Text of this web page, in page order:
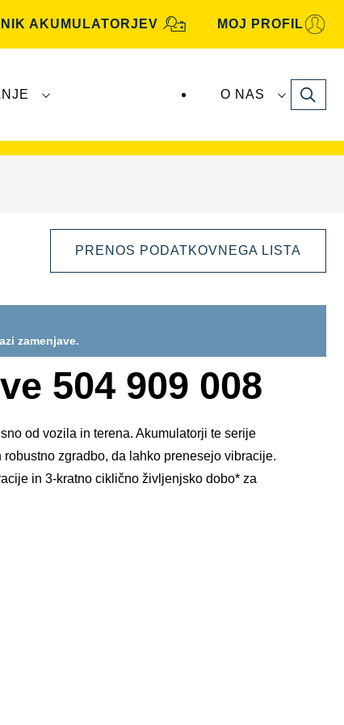
AKUMULATORJEV MOJ PROFIL
O NAS Search
PRENOS PODATKOVNEGA LISTA
s
slikami
zamenjave.
504 909 008
od vozila in terena. Akumulatorji te serije
zgradbo, da lahko prenesejo vibracije.
in 3-kratno ciklično življenjsko dobo* za